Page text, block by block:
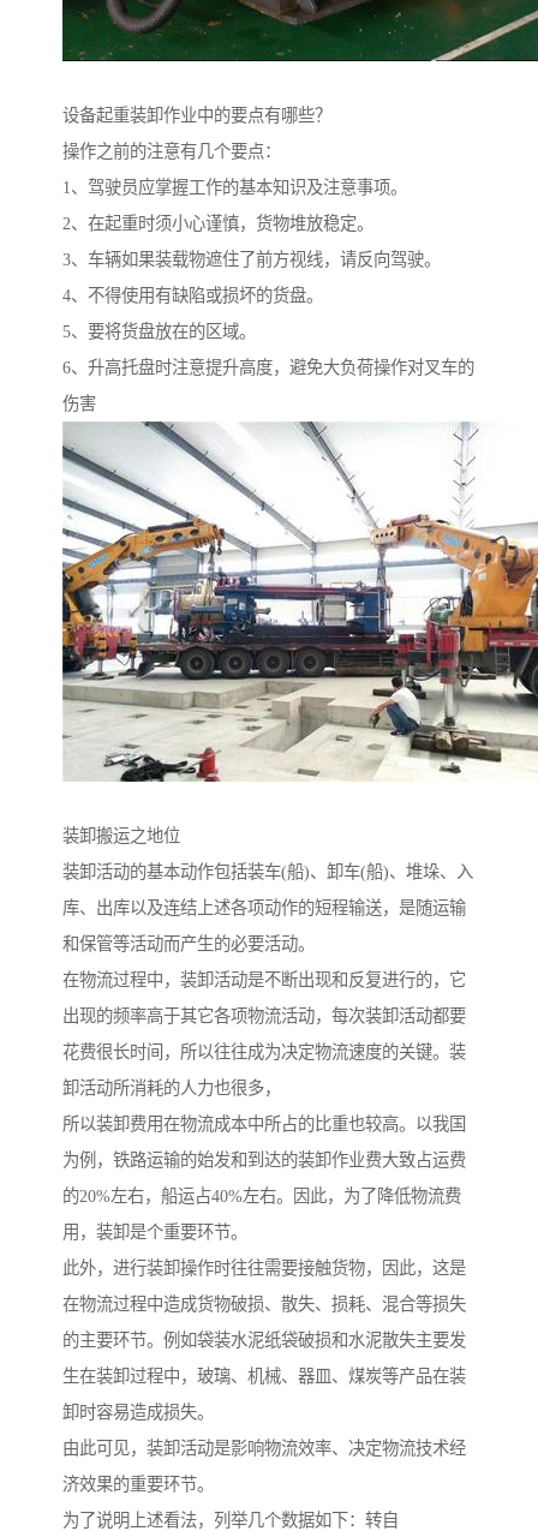
设备起重装卸作业中的要点有哪些？
操作之前的注意有几个要点：
1、驾驶员应掌握工作的基本知识及注意事项。
2、在起重时须小心谨慎，货物堆放稳定。
3、车辆如果装载物遮住了前方视线，请反向驾驶。
4、不得使用有缺陷或损坏的货盘。
5、要将货盘放在的区域。
6、升高托盘时注意提升高度，避免大负荷操作对叉车的
伤害
装卸搬运之地位
装卸活动的基本动作包括装车(船)、卸车(船)、堆垛、入
库、出库以及连结上述各项动作的短程输送，是随运输
和保管等活动而产生的必要活动。
在物流过程中，装卸活动是不断出现和反复进行的，它
出现的频率高于其它各项物流活动，每次装卸活动都要
花费很长时间，所以往往成为决定物流速度的关键。装
卸活动所消耗的人力也很多，
所以装卸费用在物流成本中所占的比重也较高。以我国
为例，铁路运输的始发和到达的装卸作业费大致占运费
的20%左右，船运占40%左右。因此，为了降低物流费
用，装卸是个重要环节。
此外，进行装卸操作时往往需要接触货物，因此，这是
在物流过程中造成货物破损、散失、损耗、混合等损失
的主要环节。例如袋装水泥纸袋破损和水泥散失主要发
生在装卸过程中，玻璃、机械、器皿、煤炭等产品在装
卸时容易造成损失。
由此可见，装卸活动是影响物流效率、决定物流技术经
济效果的重要环节。
为了说明上述看法，列举几个数据如下：转自